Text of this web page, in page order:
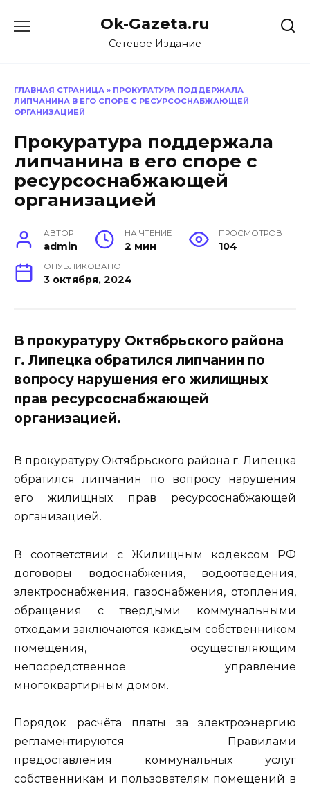
Ok-Gazeta.ru
Сетевое Издание
ГЛАВНАЯ СТРАНИЦА » ПРОКУРАТУРА ПОДДЕРЖАЛА
ЛИПЧАНИНА В ЕГО СПОРЕ С РЕСУРСОСНАБЖАЮЩЕЙ
ОРГАНИЗАЦИЕЙ
Прокуратура поддержала
липчанина в его споре с
ресурсоснабжающей
организацией
АВТОР
admin
НА ЧТЕНИЕ
2 мин
ПРОСМОТРОВ
104
ОПУБЛИКОВАНО
3 октября, 2024
В прокуратуру Октябрьского района
г. Липецка обратился липчанин по
вопросу нарушения его жилищных
прав ресурсоснабжающей
организацией.
В прокуратуру Октябрьского района г. Липецка
обратился липчанин по вопросу нарушения
его жилищных прав ресурсоснабжающей
организацией.
В соответствии с Жилищным кодексом РФ
договоры водоснабжения, водоотведения,
электроснабжения, газоснабжения, отопления,
обращения с твердыми коммунальными
отходами заключаются каждым собственником
помещения, осуществляющим
непосредственное управление
многоквартирным домом.
Порядок расчёта платы за электроэнергию
регламентируются Правилами
предоставления коммунальных услуг
собственникам и пользователям помещений в